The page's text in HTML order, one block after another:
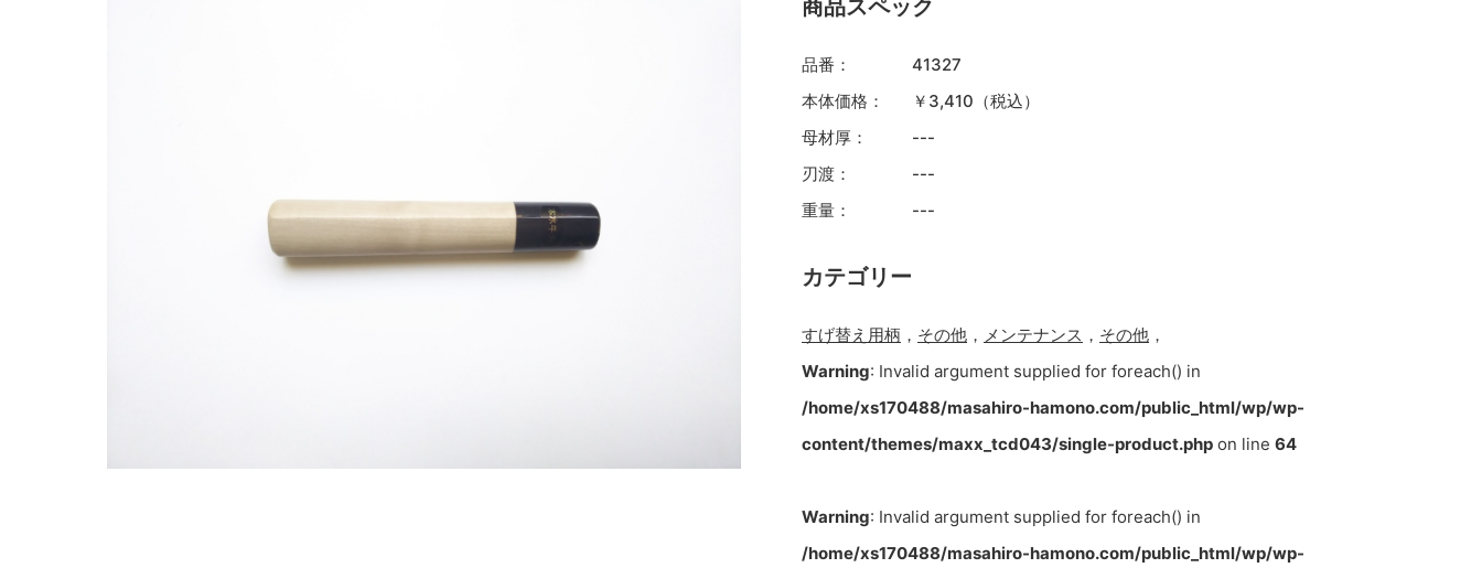
商品スペック
品番：
41327
本体価格：
￥3,410（税込）
母材厚：
---
刃渡：
---
重量：
---
カテゴリー
すげ替え用柄 ， その他 ， メンテナンス ， その他 ，
Warning: Invalid argument supplied for foreach() in
/home/xs170488/masahiro-hamono.com/public_html/wp/wp-
content/themes/maxx_tcd043/single-product.php on line 64
Warning: Invalid argument supplied for foreach() in
/home/xs170488/masahiro-hamono.com/public_html/wp/wp-